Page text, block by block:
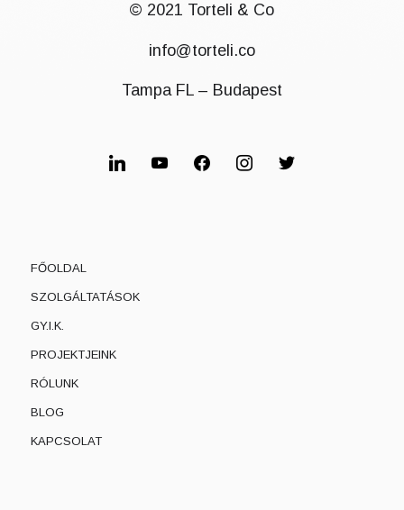
© 2021 Torteli & Co
info@torteli.co
Tampa FL – Budapest
FŐOLDAL
SZOLGÁLTATÁSOK
GY.I.K.
PROJEKTJEINK
RÓLUNK
BLOG
KAPCSOLAT